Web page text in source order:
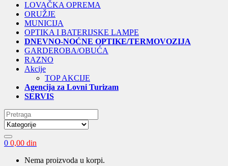
LOVAČKA OPREMA
ORUŽJE
MUNICIJA
OPTIKA I BATERIJSKE LAMPE
DNEVNO-NOĆNE OPTIKE/TERMOVOZIJA
GARDEROBA/OBUĆA
RAZNO
Akcije
TOP AKCIJE
Agencija za Lovni Turizam
SERVIS
Search
for:
0 0,00 din
Nema proizvoda u korpi.